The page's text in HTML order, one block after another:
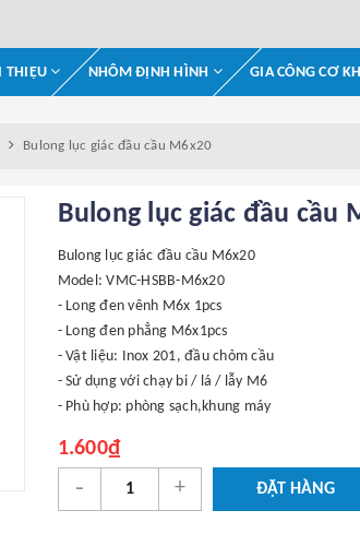
THIỆU NHÔM ĐỊNH HÌNH GIA CÔNG CƠ
Bulong lục giác đầu cầu M6x20
Bulong lục giác đầu cầu
Bulong lục giác đầu cầu M6x20
Model: VMC-HSBB-M6x20
- Long đen vênh M6x 1pcs
- Long đen phẳng M6x1pcs
- Vật liệu: Inox 201, đầu chỏm cầu
- Sử dụng với chạy bi / lá / lẫy M6
- Phù hợp: phòng sạch,khung máy
1.600₫
- + ĐẶT HÀNG